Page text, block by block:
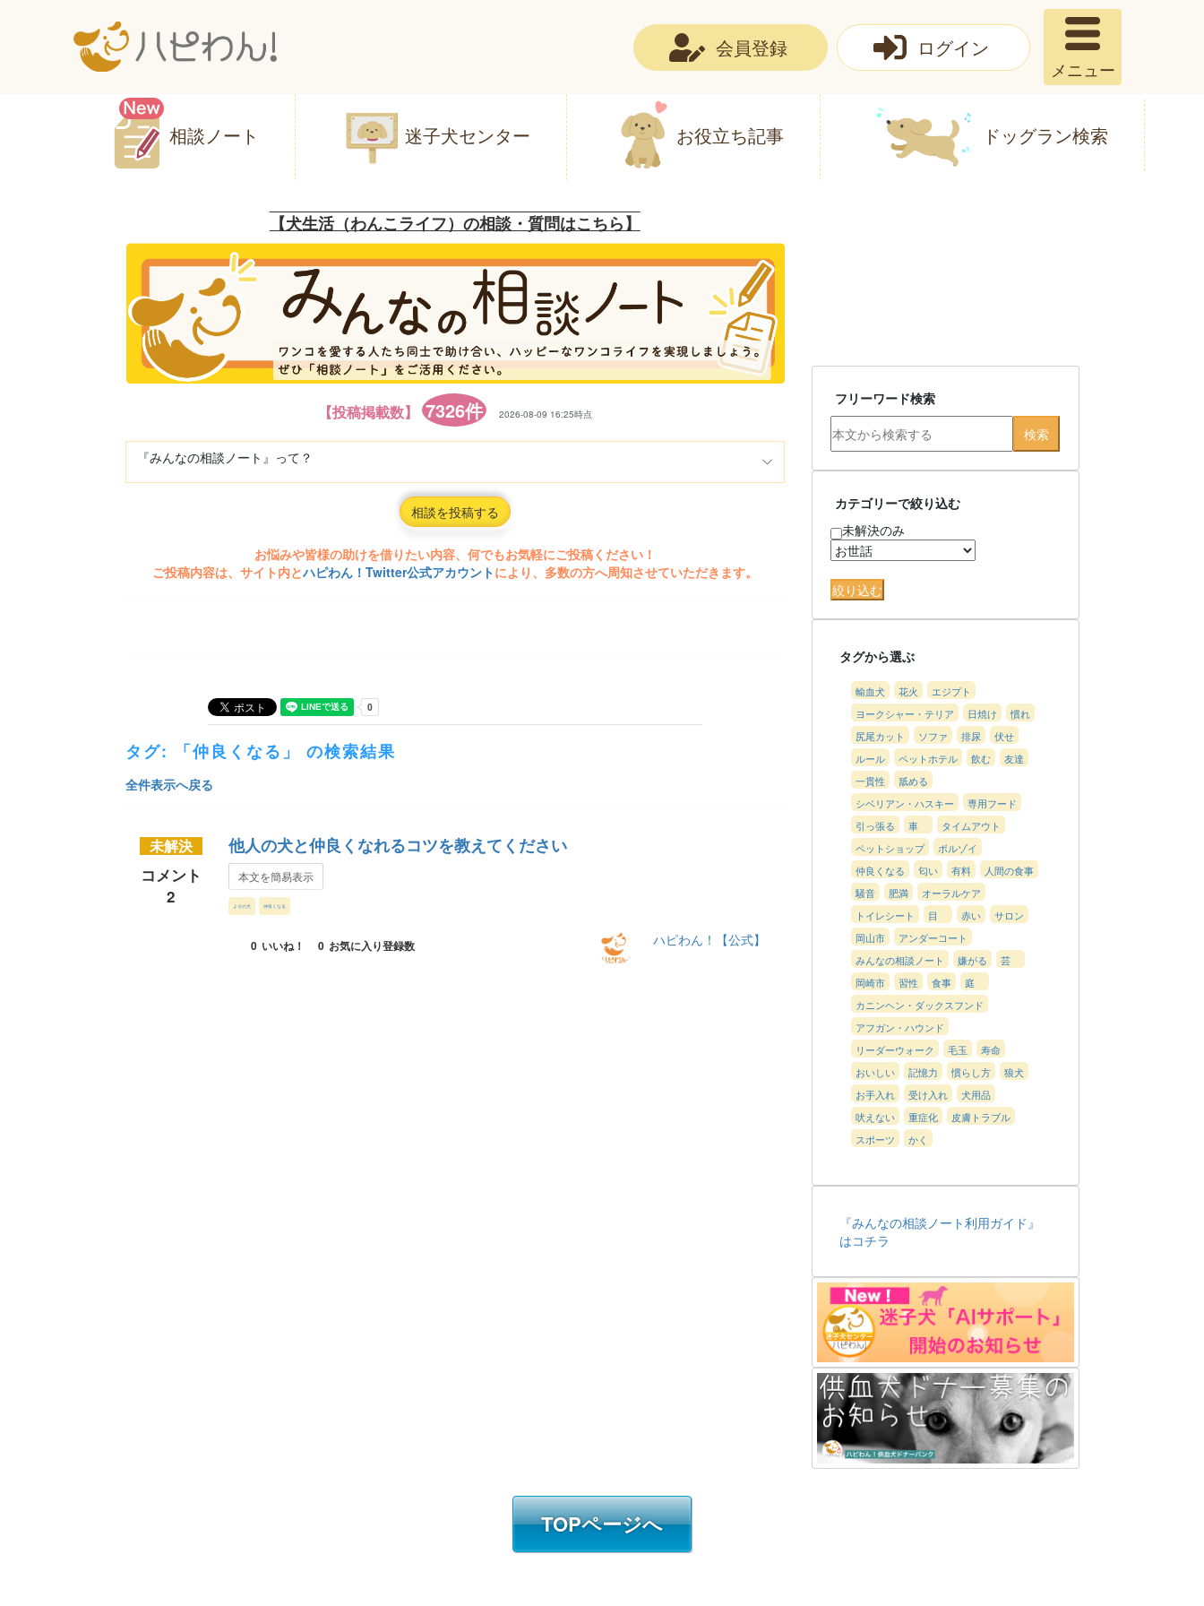
会員登録 ログイン
メニュー
相談ノート 迷子犬センター お役立ち記事 ドッグラン検索
【犬生活（わんこライフ）の相談・質問はこちら】
【投稿掲載数】 7326件 2026-08-09 16:25時点
『みんなの相談ノート』って？
相談を投稿する
お悩みや皆様の助けを借りたい内容、何でもお気軽にご投稿ください！
ご投稿内容は、サイト内とハピわん！Twitter公式アカウントにより、多数の方へ周知させていただきます。
タグ: 「仲良くなる」 の検索結果
全件表示へ戻る
未解決
コメント
2
他人の犬と仲良くなれるコツを教えてください
本文を簡易表示
よその犬 仲良くなる
0 いいね！ 0 お気に入り登録数 ハピわん！【公式】
フリーワード検索
カテゴリーで絞り込む
未解決のみ
タグから選ぶ
輸血犬 花火
エジプト
ヨークシャー・テリア
日焼け
慣れ
尻尾カット
ソファ 排尿
伏せ
ルール
ペットホテル 飲む
友達
一貫性
舐める
シベリアン・ハスキー
専用フード
引っ張る
車
タイムアウト
ペットショップ
ボルゾイ
仲良くなる
匂い 有料
人間の食事
騒音
肥満
オーラルケア
トイレシート
目 赤い
サロン
岡山市
アンダーコート
みんなの相談ノート
嫌がる
芸
岡崎市
習性 食事
庭
カニンヘン・ダックスフンド
アフガン・ハウンド
リーダーウォーク
毛玉
寿命
おいしい
記憶力 慣らし方
狼犬
お手入れ
受け入れ
犬用品
吠えない
重症化
皮膚トラブル
スポーツ
かく
『みんなの相談ノート利用ガイド』
はコチラ
TOPページへ